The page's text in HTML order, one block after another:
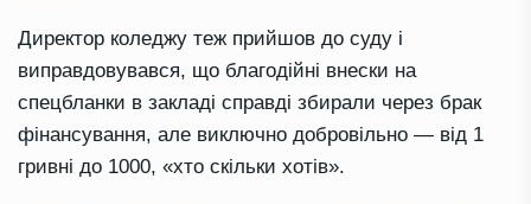
Директор коледжу теж прийшов до суду і
виправдовувався, що благодійні внески на
спецбланки в закладі справді збирали через брак
фінансування, але виключно добровільно — від 1
гривні до 1000, «хто скільки хотів».